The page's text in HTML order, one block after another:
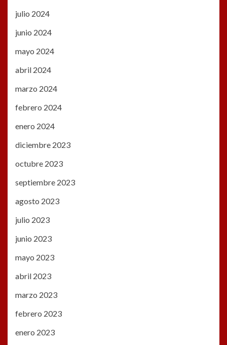
julio 2024
junio 2024
mayo 2024
abril 2024
marzo 2024
febrero 2024
enero 2024
diciembre 2023
octubre 2023
septiembre 2023
agosto 2023
julio 2023
junio 2023
mayo 2023
abril 2023
marzo 2023
febrero 2023
enero 2023